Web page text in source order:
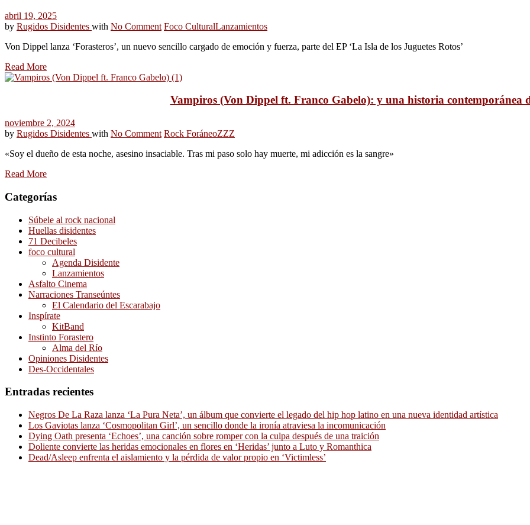
abril 19, 2025
by Rugidos Disidentes with No Comment Foco CulturalLanzamientos
Von Dippel lanza ‘Forasteros’, un nuevo sencillo cargado de emoción y fuerza, parte del EP ‘La Isla de los Juguetes Rotos’
Read More
Vampiros (Von Dippel ft. Franco Gabelo): y una historia contemporánea
noviembre 2, 2024
by Rugidos Disidentes with No Comment Rock ForáneoZZZ
«Soy el dueño de esta noche, asesino insaciable. Tras mi paso solo hay muerte, mi adicción es la sangre»
Read More
Categorías
Súbele al rock nacional
Huellas disidentes
71 Decibeles
foco cultural
Agenda Disidente
Lanzamientos
Asfalto Cinema
Narraciones Transeúntes
El Calendario del Escarabajo
Inspírate
KitBand
Instinto Forastero
Alma del Río
Opiniones Disidentes
Des-Occidentales
Entradas recientes
Negros De La Raza lanza ‘La Pura Neta’, un álbum que convierte el legado del hip hop latino en una nueva identidad artística
Los Gaviotas lanza ‘Cosmopolitan Girl’, un sencillo donde la ironía atraviesa la incomunicación
Dying Oath presenta ‘Echoes’, una canción sobre romper con la culpa después de una traición
Doliente convierte las heridas emocionales en flores en ‘Heridas’ junto a Luto y Romanthica
Dead/Asleep enfrenta el aislamiento y la pérdida de valor propio en ‘Victimless’